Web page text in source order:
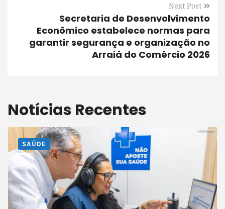
Next Post
Secretaria de Desenvolvimento
Econômico estabelece normas para
garantir segurança e organização no
Arraiá do Comércio 2026
Notícias Recentes
SAÚDE